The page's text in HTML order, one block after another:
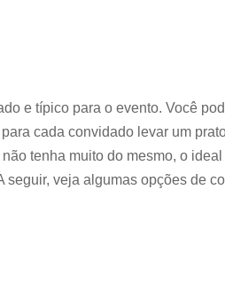
e típico para o evento. Você
cada convidado levar um
tenha muito do mesmo, o
veja algumas opções de